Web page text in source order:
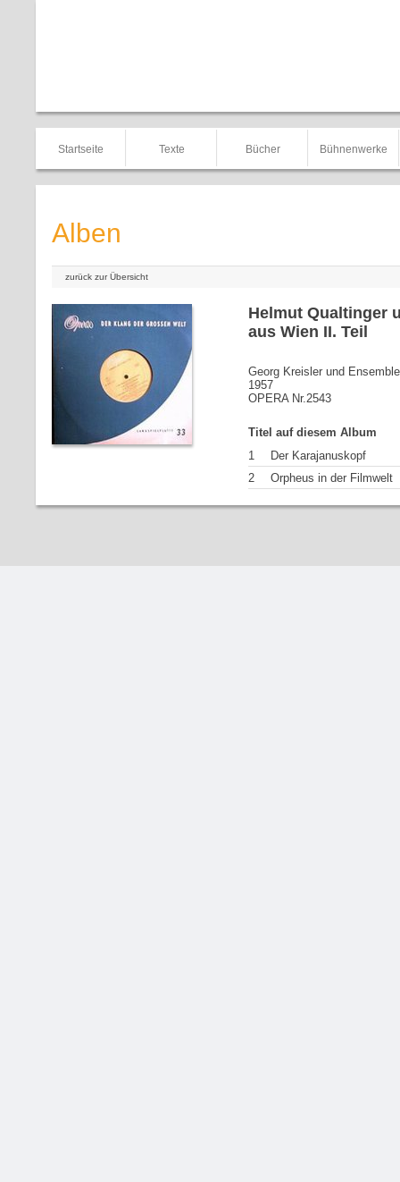
Startseite Texte Bücher Bühnenwerke
Alben
zurück zur Übersicht
Helmut Qualtinger
aus Wien II. Teil
Georg Kreisler und Ensemble
1957
OPERA Nr.2543
Titel auf diesem Album
1
Der Karajanuskopf
2
Orpheus in der Filmwelt